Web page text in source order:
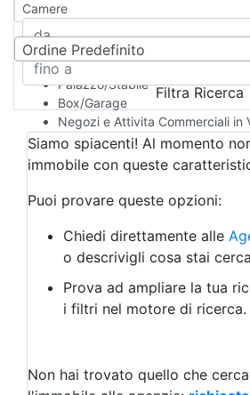
Rustico/Casale
Camera d'Albergo
Multiproprietà
Palazzo/Stabile
Box/Garage
Negozi e Attivita Commerciali in
Qualsiasi
Attività/Licenza Commerciale
Azienda Agricola
Bar/Ristorante
Albergo
Laboratorio Artigianale
Negozio/locale commerciale
Agriturismo
Magazzini
Qualsiasi
Camere
Ordine Predefinito
Filtra Ricerca
Siamo spiacenti! Al momento
immobile con queste
Puoi provare queste opzioni:
Chiedi direttamente alle
o descrivigli cosa stai
Prova ad ampliare la tua
i filtri nel motore di ricerca.
Non hai trovato quello che